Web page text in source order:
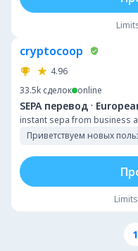
cryptocoop
4.96
33.5k сделок online
SEPA перевод ·
instant sepa from business
Приветствуем новых
1